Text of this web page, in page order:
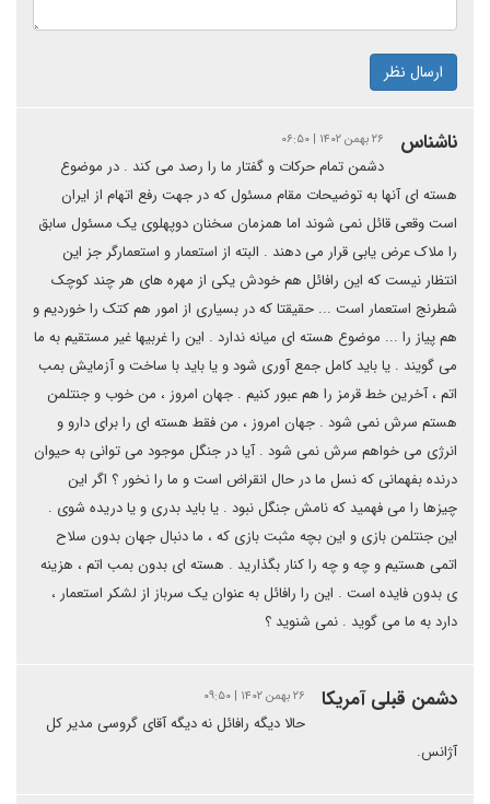
ارسال نظر
ناشناس ۲۶ بهمن ۱۴۰۲ | ۰۶:۵۰
دشمن تمام حرکات و گفتار ما را رصد می کند . در موضوع
هسته ای آنها به توضیحات مقام مسئول که در جهت رفع اتهام از ایران
است وقعی قائل نمی شوند اما همزمان سخنان دوپهلوی یک مسئول سابق
را ملاک عرض یابی قرار می دهند . البته از استعمار و استعمارگر جز این
انتظار نیست که این رافائل هم خودش یکی از مهره های هر چند کوچک
شطرنج استعمار است ... حقیقتا که در بسیاری از امور هم کتک را خوردیم و
هم پیاز را ... موضوع هسته ای میانه ندارد . این را غربیها غیر مستقیم به ما
می گویند . یا باید کامل جمع آوری شود و یا باید با ساخت و آزمایش بمب
اتم ، آخرین خط قرمز را هم عبور کنیم . جهان امروز ، من خوب و جنتلمن
هستم سرش نمی شود . جهان امروز ، من فقط هسته ای را برای دارو و
انرژی می خواهم سرش نمی شود . آیا در جنگل موجود می توانی به حیوان
درنده بفهمانی که نسل ما در حال انقراض است و ما را نخور ؟ اگر این
چیزها را می فهمید که نامش جنگل نبود . یا باید بدری و یا دریده شوی .
این جنتلمن بازی و این بچه مثبت بازی که ، ما دنبال جهان بدون سلاح
اتمی هستیم و چه و چه را کنار بگذارید . هسته ای بدون بمب اتم ، هزینه
ی بدون فایده است . این را رافائل به عنوان یک سرباز از لشکر استعمار ،
دارد به ما می گوید . نمی شنوید ؟
دشمن قبلی آمریکا ۲۶ بهمن ۱۴۰۲ | ۰۹:۵۰
حالا دیگه رافائل نه دیگه آقای گروسی مدیر کل
آژانس.